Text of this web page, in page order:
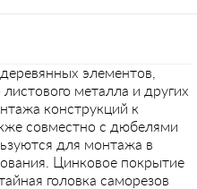
элементов,
металла и других
конструкций к
совместно с дюбелями
для монтажа в
Цинковое покрытие
головка саморезов